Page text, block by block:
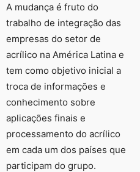
A mudança é fruto do
trabalho de integração das
empresas do setor de
acrílico na América Latina e
tem como objetivo inicial a
troca de informações e
conhecimento sobre
aplicações finais e
processamento do acrílico
em cada um dos países que
participam do grupo.